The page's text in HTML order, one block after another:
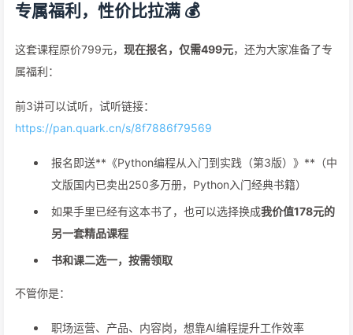
专属福利，性价比拉满 💰
这套课程原价799元， 现在报名，仅需499元，还为大家准备了专
属福利：
前3讲可以试听，试听链接：
https://pan.quark.cn/s/8f7886f79569
报名即送**《Python编程从入门到实践（第3版）》**（中
文版国内已卖出250多万册，Python入门经典书籍）
如果手里已经有这本书了，也可以选择换成我价值178元的
另一套精品课程
书和课二选一，按需领取
不管你是：
职场运营、产品、内容岗，想靠AI编程提升工作效率